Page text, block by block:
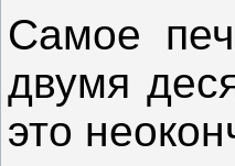
Самое
двумя
это